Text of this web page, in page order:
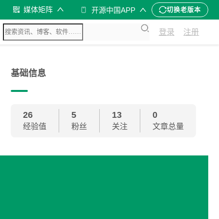
媒体矩阵 开源中国APP 切换老版本
登录 注册
基础信息
26
经验值
5
粉丝
13
关注
0
文章总量